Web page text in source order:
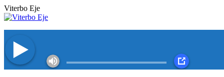
Saltar
al
Viterbo Eje